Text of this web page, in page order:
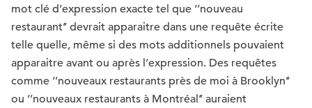
mot clé d’expression exacte tel que ‘’nouveau
restaurant’’ devrait apparaitre dans une requête écrite
telle quelle, même si des mots additionnels pouvaient
apparaitre avant ou après l’expression. Des requêtes
comme ‘’nouveaux restaurants près de moi à Brooklyn’’
ou ‘’nouveaux restaurants à Montréal’’ auraient